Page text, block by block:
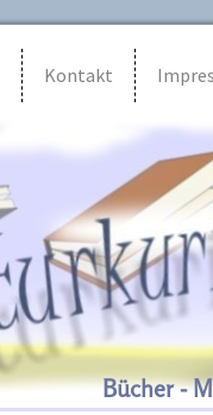
Kontakt
Bücher -